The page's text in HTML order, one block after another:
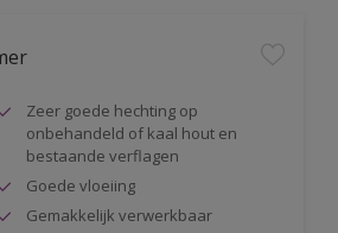
Zeer goede hechting op
onbehandeld of kaal hout en
bestaande verflagen
Goede vloeiing
Gemakkelijk verwerkbaar